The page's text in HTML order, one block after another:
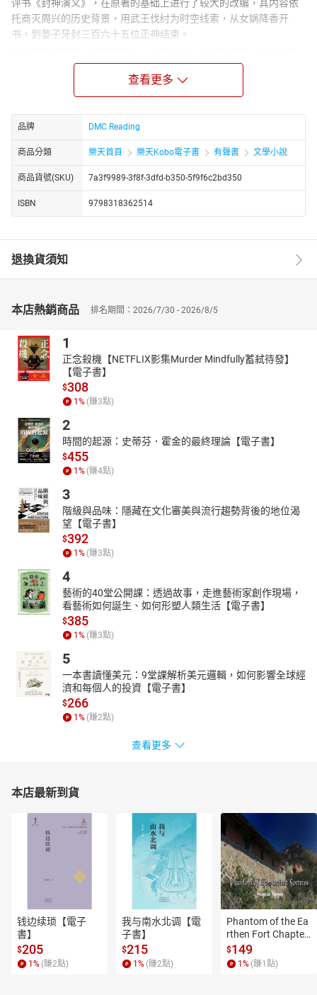
评书《封神演义》，在原著的基础上进行了较大的改编，其内容依
托商灭周兴的历史背景，用武王伐纣为时空线索，从女娲降香开
书，到姜子牙封三百六十五位正神结束。
斗法等情节，展现了古人丰富的想象力：腾云驾雾、呼风唤雨、搬
山移海、撒豆成兵，还有水遁、土遁、风火轮、火尖枪……，这一系
列的故事，将民间传说中的各种神仙，如喜神、财神、风神、雨
神、土地神、灶王爷、灶王奶奶等等，都穿插在其中。
著名评书大师袁阔成先生，以其深厚功力录制的《封神演义》，故
事情节生动曲折，节奏轻松明快，风格活泼幽默。雅俗共赏，热闹
好听。富有很高的艺术性和欣赏性。
查看更多
品牌 DMC Reading
商品分類 樂天首頁 樂天Kobo電子書 有聲書 文學小說
商品貨號(SKU) 7a3f9989-3f8f-3dfd-b350-5f9f6c2bd350
ISBN 9798318362514
退換貨須知
本店熱銷商品 排名期間：2026/7/30 - 2026/8/5
1
正念殺機【NETFLIX影集Murder Mindfully蓄弒待發】
【電子書】
$308
1 % (賺3點)
2
時間的起源：史蒂芬．霍金的最終理論【電子書】
$455
1 % (賺4點)
3
階級與品味：隱藏在文化審美與流行趨勢背後的地位渴
望【電子書】
$392
1 % (賺3點)
4
藝術的40堂公開課：透過故事，走進藝術家創作現場，
看藝術如何誕生、如何形塑人類生活【電子書】
$385
1 % (賺3點)
5
一本書讀懂美元：9堂課解析美元邏輯，如何影響全球經
濟和每個人的投資【電子書】
$266
1 % (賺2點)
查看更多
本店最新到貨
钱边续琐【電子
書】
$205
1 % (賺2點)
我与南水北调【電
子書】
$215
1 % (賺2點)
Phantom of the Ea
rthen Fort Chapter
4【有聲書】
$149
1 % (賺1 點)